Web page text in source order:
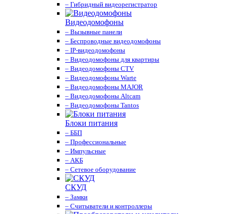
– Гибридный видеорегистратор
Видеодомофоны
– Вызывные панели
– Беспроводные видеодомофоны
– IP-видеодомофоны
– Видеодомофоны для квартиры
– Видеодомофоны CTV
– Видеодомофоны Warte
– Видеодомофоны MAJOR
– Видеодомофоны Altcam
– Видеодомофоны Tantos
Блоки питания
– ББП
– Профессиональные
– Импульсные
– АКБ
– Сетевое оборудование
СКУД
– Замки
– Считыватели и контроллеры